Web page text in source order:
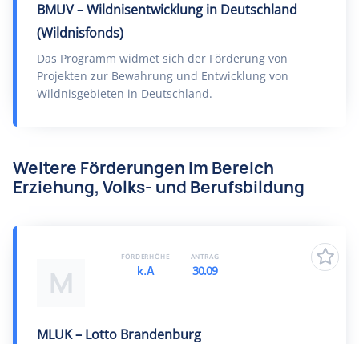
BMUV – Wildnisentwicklung in Deutschland
(Wildnisfonds)
Das Programm widmet sich der Förderung von
Projekten zur Bewahrung und Entwicklung von
Wildnisgebieten in Deutschland.
Weitere Förderungen im Bereich
Erziehung, Volks- und Berufsbildung
M
MLUK – Lotto Brandenburg
FÖRDERHÖHE
k.A
ANTRAG
30.09